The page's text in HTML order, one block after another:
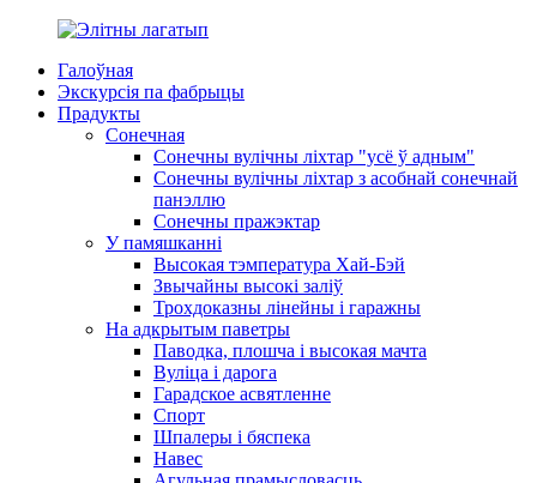
Галоўная
Экскурсія па фабрыцы
Прадукты
Сонечная
Сонечны вулічны ліхтар "усё ў адным"
Сонечны вулічны ліхтар з асобнай сонечнай
панэллю
Сонечны пражэктар
У памяшканні
Высокая тэмпература Хай-Бэй
Звычайны высокі заліў
Трохдоказны лінейны і гаражны
На адкрытым паветры
Паводка, плошча і высокая мачта
Вуліца і дарога
Гарадское асвятленне
Спорт
Шпалеры і бяспека
Навес